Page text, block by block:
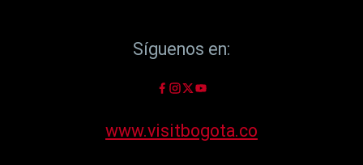
Síguenos en:
www.visitbogota.co